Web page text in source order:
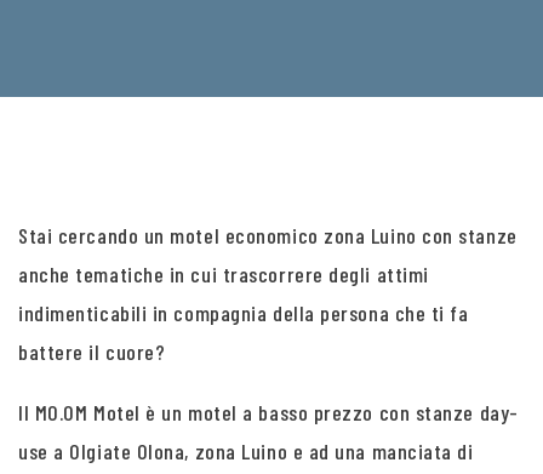
Stai cercando un motel economico zona Luino con stanze
anche tematiche in cui trascorrere degli attimi
indimenticabili in compagnia della persona che ti fa
battere il cuore?
Il MO.OM Motel è un motel a basso prezzo con stanze day-
use a Olgiate Olona, zona Luino e ad una manciata di